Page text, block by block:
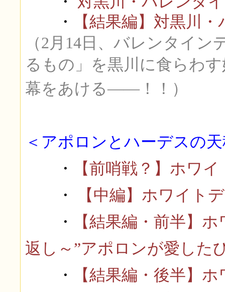
・
【結果編】対黒川
（2月14日、バレンタイ
るもの」を黒川に食らわ
幕をあける――！！）
＜アポロンとハーデスの
・
【前哨戦？】ホワ
・
【中編】ホワイト
・
【結果編・前半】
返し～”アポロンが愛した
・
【結果編・後半】